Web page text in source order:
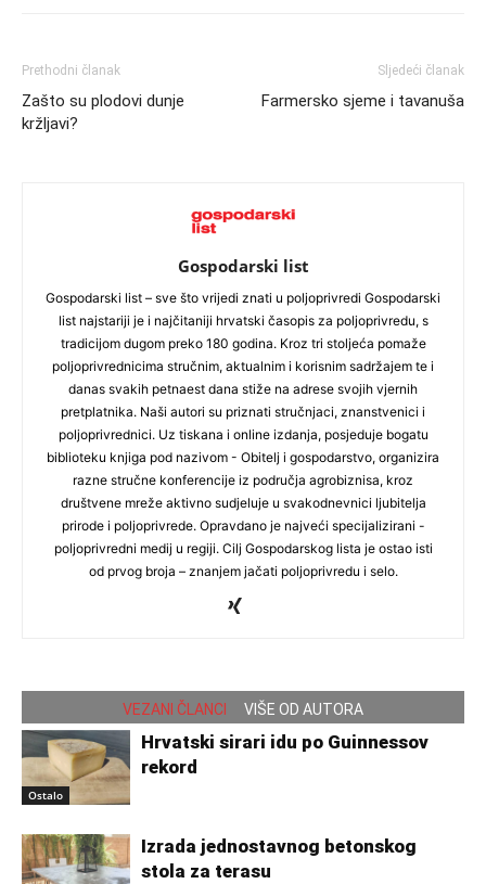
Prethodni članak
Zašto su plodovi dunje
kržljavi?
Sljedeći članak
Farmersko sjeme i tavanuša
Gospodarski list
Gospodarski list – sve što vrijedi znati u poljoprivredi Gospodarski
list najstariji je i najčitaniji hrvatski časopis za poljoprivredu, s
tradicijom dugom preko 180 godina. Kroz tri stoljeća pomaže
poljoprivrednicima stručnim, aktualnim i korisnim sadržajem te i
danas svakih petnaest dana stiže na adrese svojih vjernih
pretplatnika. Naši autori su priznati stručnjaci, znanstvenici i
poljoprivrednici. Uz tiskana i online izdanja, posjeduje bogatu
biblioteku knjiga pod nazivom - Obitelj i gospodarstvo, organizira
razne stručne konferencije iz područja agrobiznisa, kroz
društvene mreže aktivno sudjeluje u svakodnevnici ljubitelja
prirode i poljoprivrede. Opravdano je najveći specijalizirani -
poljoprivredni medij u regiji. Cilj Gospodarskog lista je ostao isti
od prvog broja – znanjem jačati poljoprivredu i selo.
VEZANI ČLANCI VIŠE OD AUTORA
Ostalo
Hrvatski sirari idu po Guinnessov
rekord
Izrada jednostavnog betonskog
stola za terasu